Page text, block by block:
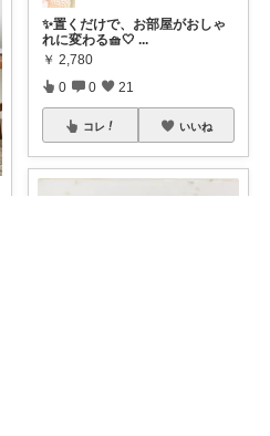
✨置くだけで、お部屋がおしゃ
れに変わる🧺🤍 ...
￥ 2,780
0 0 21
コレ いいね